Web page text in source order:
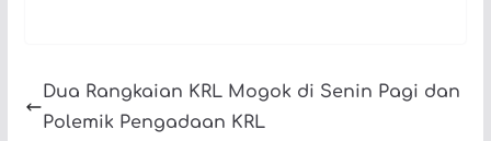
Dua Rangkaian KRL Mogok di Senin Pagi dan
Polemik Pengadaan KRL